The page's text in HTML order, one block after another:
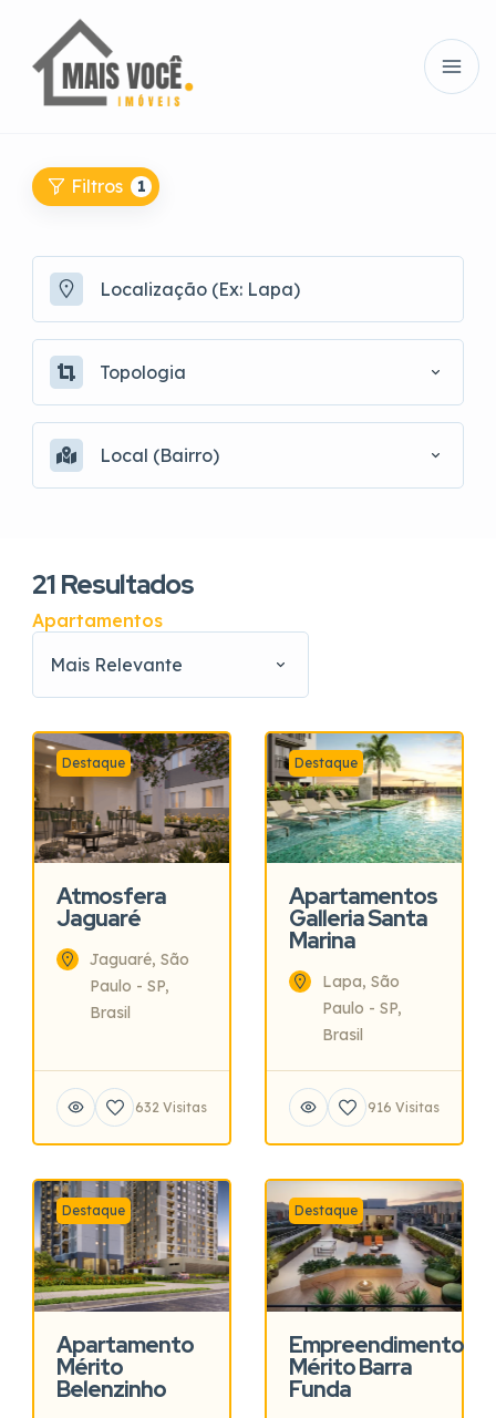
Filtros 1
Topologia
Local (Bairro)
21Resultados
Apartamentos
Mais Relevante
Destaque
Atmosfera
Jaguaré
Jaguaré, São
Paulo - SP,
Brasil
632 Visitas
Destaque
Apartamentos
Galleria Santa
Marina
Lapa, São
Paulo - SP,
Brasil
916 Visitas
Destaque
Apartamento
Mérito
Belenzinho
Destaque
Empreendimento
Mérito Barra
Funda